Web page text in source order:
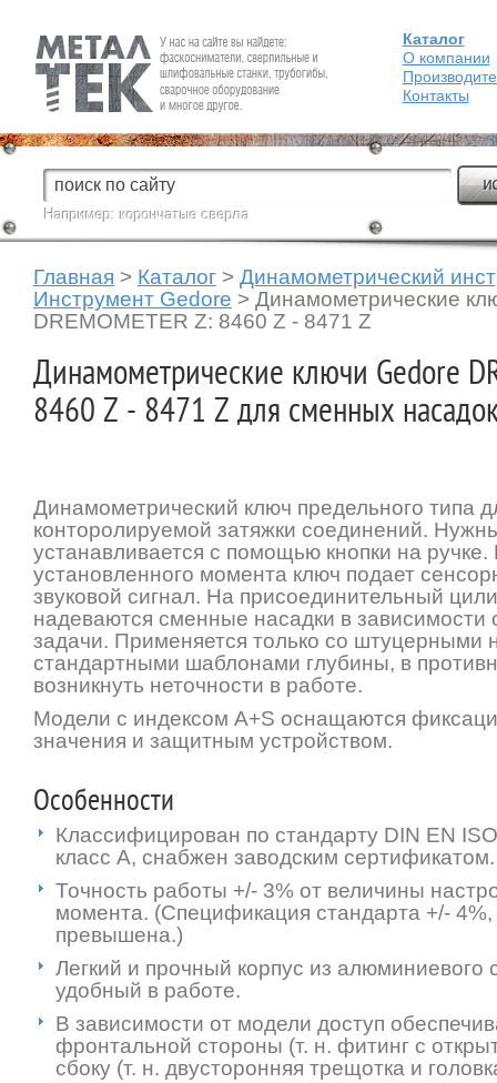
Fein — Профессиональный электроинструмент для обработки
металла.
Каталог
О компании
Контакты
Например:корончатые сверла
Главная > Каталог > Динамометрический
Инструмент Gedore > Динамометрические
DREMOMETER Z: 8460 Z - 8471 Z
Динамометрические ключи Gedore
8460 Z - 8471 Z для сменных
Динамометрический ключ предельного типа
конторолируемой затяжки соединений.
устанавливается с помощью кнопки на
установленного момента ключ подает
звуковой сигнал. На присоединительный
надеваются сменные насадки в
задачи. Применяется только со штуцерными
стандартными шаблонами глубины, в
возникнуть неточности в работе.
Модели с индексом A+S оснащаются
значения и защитным устройством.
Особенности
Классифицирован по стандарту DIN EN
класс А, снабжен заводским сертификатом.
Точность работы +/- 3% от величины
момента. (Спецификация стандарта +/-
превышена.)
Легкий и прочный корпус из алюминиевого
удобный в работе.
В зависимости от модели доступ
фронтальной стороны (т. н. фитинг с
сбоку (т. н. двусторонняя трещотка и